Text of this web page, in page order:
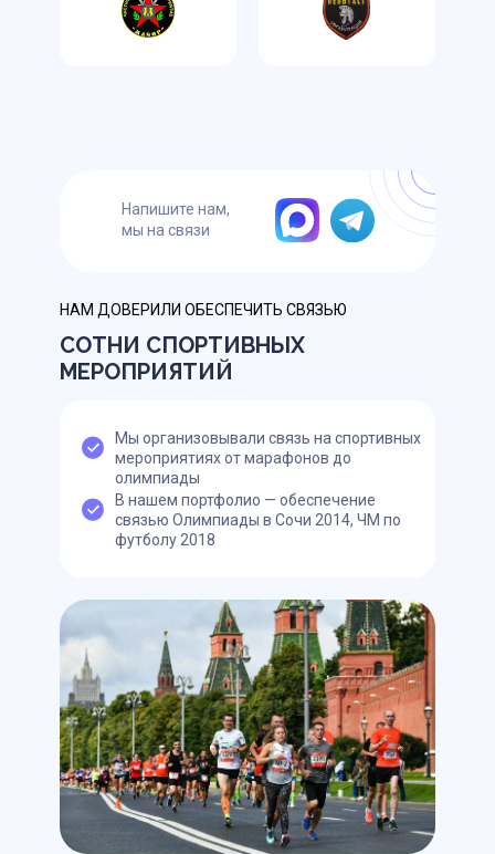
Мы организовывали связь на спортивных
мероприятиях от марафонов до
олимпиады
СОТНИ СПОРТИВНЫХ
МЕРОПРИЯТИЙ
НАМ ДОВЕРИЛИ ОБЕСПЕЧИТЬ СВЯЗЬЮ
В нашем портфолио — обеспечение
связью Олимпиады в Сочи 2014, ЧМ по
футболу 2018
Напишите нам,
мы на связи